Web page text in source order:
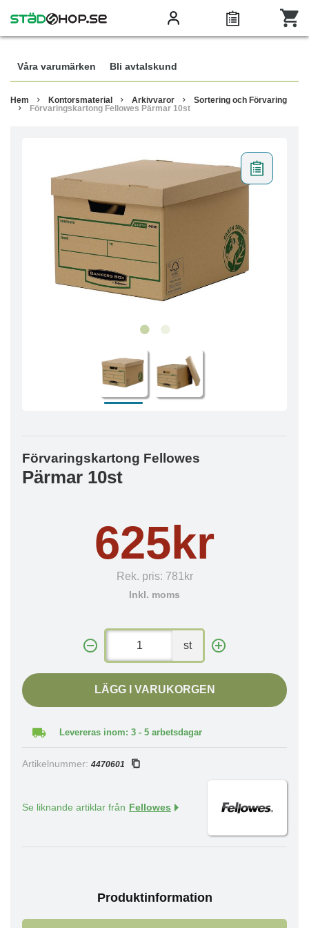
Våra varumärken Bli avtalskund
Hem Kontorsmaterial Arkivvaror
Sortering och Förvaring
Förvaringskartong Fellowes Pärmar 10st
Förvaringskartong Fellowes
Pärmar 10st
625kr
Rek. pris: 781kr
Inkl. moms
st
LÄGG I VARUKORGEN
Levereras inom: 3 - 5 arbetsdagar
Artikelnummer: 4470601
Se liknande artiklar från Fellowes
Produktinformation